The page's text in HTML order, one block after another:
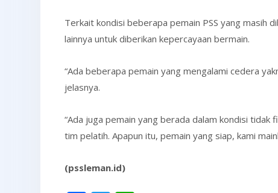
Terkait kondisi beberapa pemain PSS yang masih
lainnya untuk diberikan kepercayaan bermain.
“Ada beberapa pemain yang mengalami cedera
jelasnya.
“Ada juga pemain yang berada dalam kondisi
tim pelatih. Apapun itu, pemain yang siap, kami
(pssleman.id)